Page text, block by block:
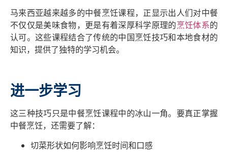
马来西亚越来越多的中餐烹饪课程，正显示出人们对中餐
不仅仅是美味食物，更是有着深厚科学原理的烹饪体系的
认可。这些课程结合了传统的中国烹饪技巧和本地食材的
知识，提供了独特的学习机会。
进一步学习
这三种技巧只是中餐烹饪课程中的冰山一角。要真正掌握
中餐烹饪，还需要了解：
切菜形状如何影响烹饪时间和口感